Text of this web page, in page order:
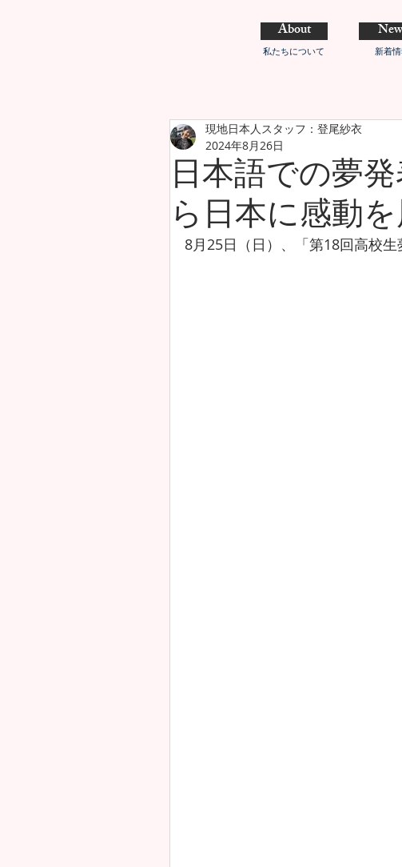
About
私たちについて 新着
日本語での夢
ら日本に感動を
現地日本人スタッフ：登尾紗衣
2024年8月26日
8月25日（日）、「第18回高校